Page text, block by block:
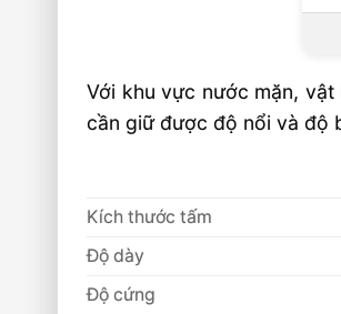
Với khu vực nước mặn,
cần giữ được độ nổi và độ
Kích thước tấm
Độ dày
Độ cứng